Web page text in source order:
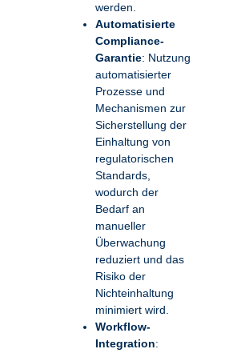
werden.
Automatisierte
Compliance-
Garantie: Nutzung
automatisierter
Prozesse und
Mechanismen zur
Sicherstellung der
Einhaltung von
regulatorischen
Standards,
wodurch der
Bedarf an
manueller
Überwachung
reduziert und das
Risiko der
Nichteinhaltung
minimiert wird.
Workflow-
Integration: